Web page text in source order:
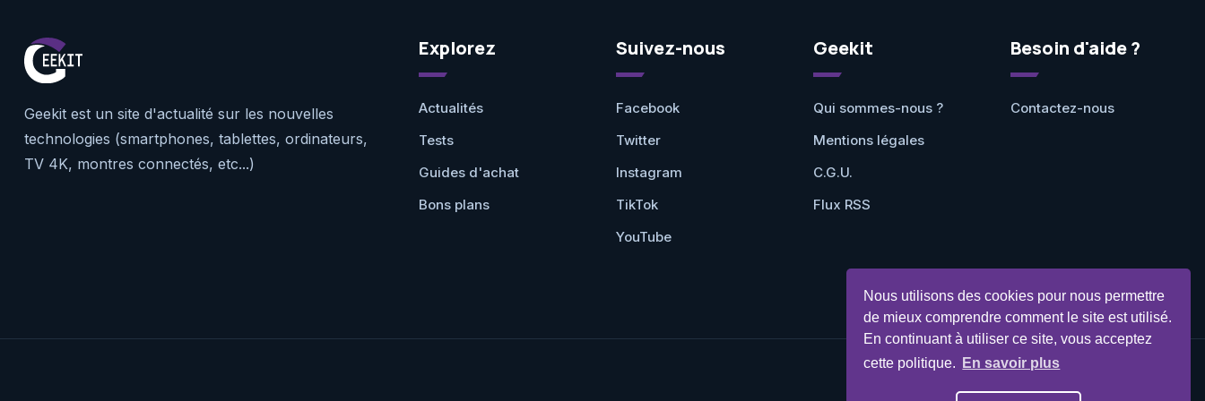
Nous utilisons des cookies pour nous permettre
de mieux comprendre comment le site est utilisé.
En continuant à utiliser ce site, vous acceptez
cette politique.
En savoir plus
Geekit est un site d'actualité sur les nouvelles
technologies (smartphones, tablettes, ordinateurs,
TV 4K, montres connectés, etc...)
Explorez
Actualités
Tests
Guides d'achat
Bons plans
Suivez-nous
Facebook
Twitter
Instagram
TikTok
YouTube
Geekit
Qui sommes-nous ?
Mentions légales
C.G.U.
Flux RSS
Besoin d'aide ?
Contactez-nous